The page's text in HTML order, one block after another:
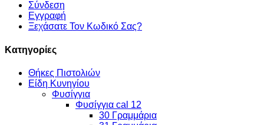
Σύνδεση
Εγγραφή
Ξεχάσατε Τον Κωδικό Σας?
Κατηγορίες
Θήκες Πιστολιών
Είδη Κυνηγίου
Φυσίγγια
Φυσίγγια cal 12
30 Γραμμάρια